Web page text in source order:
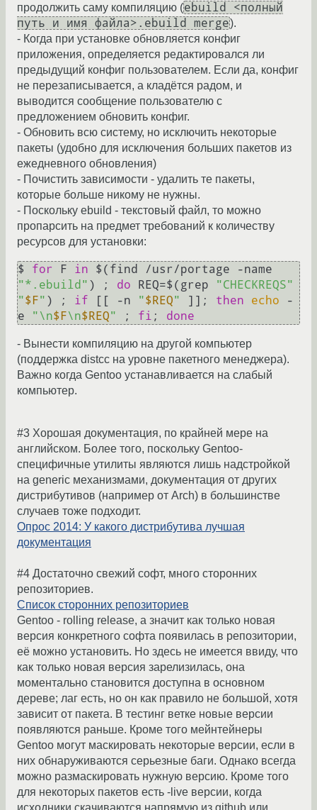
продолжить саму компиляцию (ebuild <полный
путь и имя файла>.ebuild merge).
- Когда при установке обновляется конфиг
приложения, определяется редактировался ли
предыдущий конфиг пользователем. Если да, конфиг
не перезаписывается, а кладётся радом, и
выводится сообщение пользователю с
предложением обновить конфиг.
- Обновить всю систему, но исключить некоторые
пакеты (удобно для исключения больших пакетов из
ежедневного обновления)
- Почистить зависимости - удалить те пакеты,
которые больше никому не нужны.
- Поскольку ebuild - текстовый файл, то можно
пропарсить на предмет требований к количеству
ресурсов для установки:
$ for F in
"*.ebuild" ) ; do REQ=$(grep
"CHECKREQS"
"$F" ) ; if [[ -n "$REQ" ]]; then echo -
e
"\n$F\n$REQ" ; fi ; done
- Вынести компиляцию на другой компьютер
(поддержка distcc на уровне пакетного менеджера).
Важно когда Gentoo устанавливается на слабый
компьютер.
#3 Хорошая документация, по крайней мере на
английском. Более того, поскольку Gentoo-
специфичные утилиты являются лишь надстройкой
на generic механизмами, документация от других
дистрибутивов (например от Arch) в большинстве
случаев тоже подходит.
Опрос 2014: У какого дистрибутива лучшая
документация
#4 Достаточно свежий софт, много сторонних
репозиториев.
Список сторонних репозиториев
Gentoo - rolling release, а значит как только новая
версия конкретного софта появилась в репозитории,
её можно установить. Но здесь не имеется ввиду, что
как только новая версия зарелизилась, она
моментально становится доступна в основном
дереве; лаг есть, но он как правило не большой, хотя
зависит от пакета. В тестинг ветке новые версии
появляются раньше. Кроме того мейнтейнеры
Gentoo могут маскировать некоторые версии, если в
них обнаруживаются серьезные баги. Однако всегда
можно размаскировать нужную версию. Кроме того
для некоторых пакетов есть -live версии, когда